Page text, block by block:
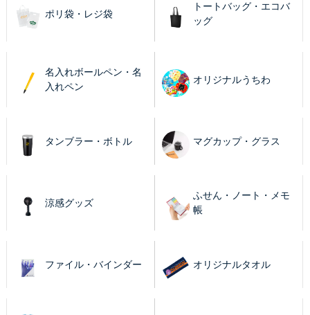
ポリ袋・レジ袋
トートバッグ・エコバ
ッグ
名入れボールペン・名
入れペン
オリジナルうちわ
タンブラー・ボトル マグカップ・グラス
涼感グッズ
ふせん・ノート・メモ
帳
ファイル・バインダー オリジナルタオル